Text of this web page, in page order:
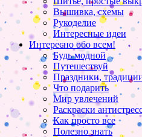
Вышивка, схемы
Рукоделие
Интересные идеи
Интересно обо всем!
Будь модной
Путешествуй
Праздники,
Что подарить
Мир увлечений
Раскраски
Как просто все
Полезно знать